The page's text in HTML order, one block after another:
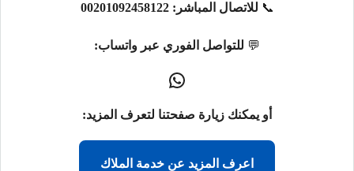
📞 للاتصال المباشر: 00201092458122
💬 للتواصل الفوري عبر واتساب:
أو يمكنك زيارة صفحتنا لتعرف المزيد:
اعرف المزيد عن خدمة الملاك